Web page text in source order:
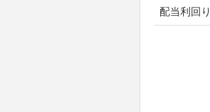
配当利回り